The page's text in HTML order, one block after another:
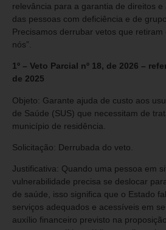
relevância para a garantia de direitos
das pessoas com deficiência e de
Precisamos derrubar vetos que retiram
nós”.
1º – Veto Parcial nº 18, de 2026 –
de 2025
Objeto: Garante ajuda de custo aos
de Saúde (SUS) que necessitam de
município de residência.
Solicitação: Derrubada do veto.
Justificativa: Quando uma pessoa em
vulnerabilidade precisa se deslocar
de saúde, isso significa que o Estado
serviços adequados e acessíveis em
auxílio financeiro previsto na